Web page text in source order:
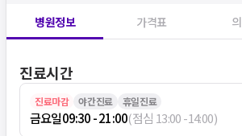
병원정보 가격표
진료시간
진료마감 야간진료 휴일진료
금요일09:30 - 21:00(점심 13:00-14:00)